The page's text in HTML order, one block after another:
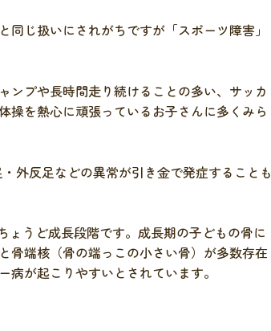
じ扱いにされがちですが「スポーツ障害」
ンプや長時間走り続けることの多い、サッカ
操を熱心に頑張っているお子さんに多くみら
外反足などの異常が引き金で発症することも
ょうど成長段階です。成長期の子どもの骨に
骨端核（骨の端っこの小さい骨）が多数存在
が起こりやすいとされています。